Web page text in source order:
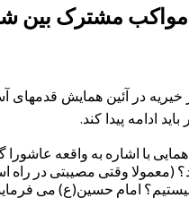
مشترک بین
در آئین همایش
ادامه پیدا کند.
با اشاره به واقعه
(معمولا وقتی مصیبتی در
امام حسین(ع) می